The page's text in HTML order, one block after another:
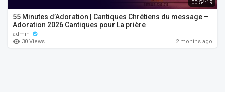
00:54:19
55 Minutes d’Adoration | Cantiques Chrétiens du message –
Adoration 2026 Cantiques pour La prière
admin
30 Views
2 months ago